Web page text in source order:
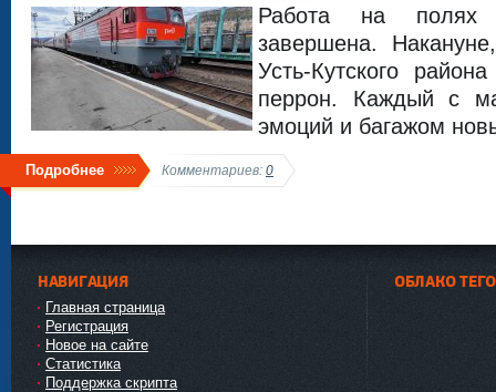
Работа на полях
завершена.
Усть-Кутского
перрон. Каждый с
эмоций и багажом
Подробнее Комментариев: 0
НАВИГАЦИЯ
Главная страница
Регистрация
Новое на сайте
Статистика
Поддержка скрипта
ОБЛАКО